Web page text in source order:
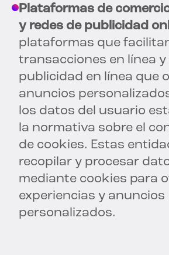
Plataformas de
y redes de publicidad
plataformas que
transacciones en línea y
publicidad en línea que
anuncios
los datos del usuario
la normativa sobre el
de cookies. Estas
recopilar y procesar
mediante cookies para
experiencias y anuncios
personalizados.